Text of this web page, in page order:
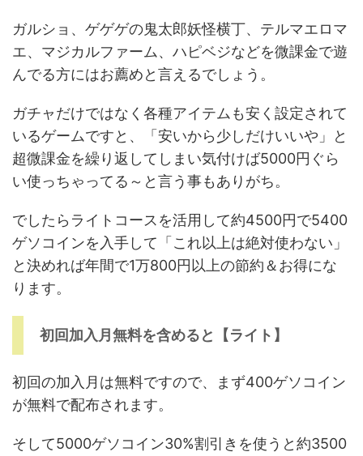
ガルショ、ゲゲゲの鬼太郎妖怪横丁、テルマエロマ
エ、マジカルファーム、ハピベジなどを微課金で遊
んでる方にはお薦めと言えるでしょう。
ガチャだけではなく各種アイテムも安く設定されて
いるゲームですと、「安いから少しだけいいや」と
超微課金を繰り返してしまい気付けば5000円ぐら
い使っちゃってる～と言う事もありがち。
でしたらライトコースを活用して約4500円で5400
ゲソコインを入手して「これ以上は絶対使わない」
と決めれば年間で1万800円以上の節約＆お得にな
ります。
初回加入月無料を含めると【ライト】
初回の加入月は無料ですので、まず400ゲソコイン
が無料で配布されます。
そして5000ゲソコイン30%割引きを使うと約3500